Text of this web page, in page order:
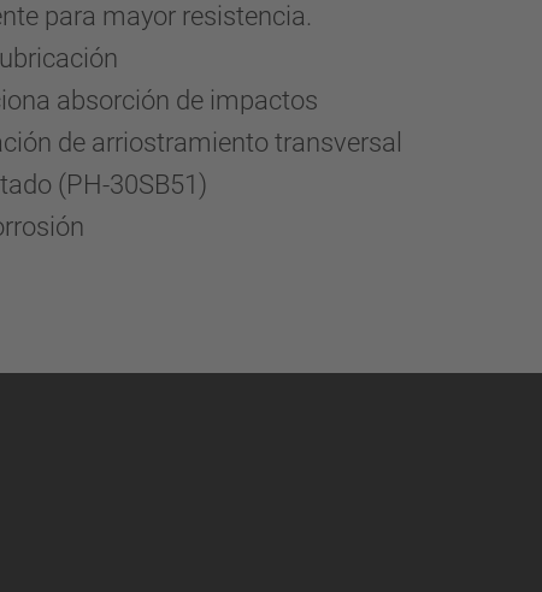
para mayor resistencia.
absorción de impactos
de arriostramiento transversal
(PH-30SB51)